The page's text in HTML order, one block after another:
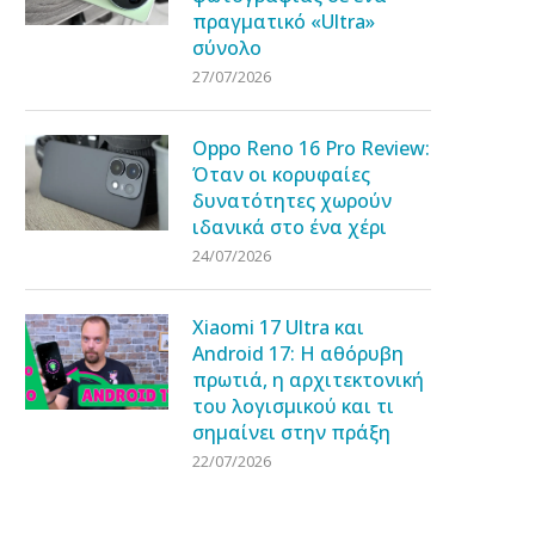
πραγματικό «Ultra»
σύνολο
27/07/2026
Oppo Reno 16 Pro Review:
Όταν οι κορυφαίες
δυνατότητες χωρούν
ιδανικά στο ένα χέρι
24/07/2026
Xiaomi 17 Ultra και
Android 17: Η αθόρυβη
πρωτιά, η αρχιτεκτονική
του λογισμικού και τι
σημαίνει στην πράξη
22/07/2026